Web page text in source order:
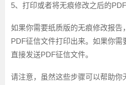
5、打印或者将无痕修改之后的PDF
如果你需要纸质版的无痕修改报告
PDF征信文件打印出来。如果你需
直接发送PDF征信文件。
请注意，虽然这些步骤可以帮助你